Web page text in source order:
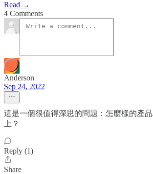
Read →
4 Comments
Anderson
Sep 24, 2022
這是一個很值得深思的問題：怎麼樣的產
上？
Reply (1)
Share